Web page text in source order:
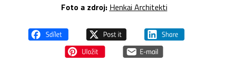
Foto a zdroj: Henkai Architekti